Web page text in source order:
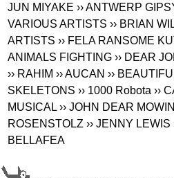
JUN MIYAKE ›› ANTWERP
VARIOUS ARTISTS ›› BRIAN
ARTISTS ›› FELA RANSOME
ANIMALS FIGHTING ›› DEAR
›› RAHIM ›› AUCAN ››
SKELETONS ›› 1000 Robota ››
MUSICAL ›› JOHN DEAR
ROSENSTOLZ ›› JENNY LEWIS
BELLAFEA